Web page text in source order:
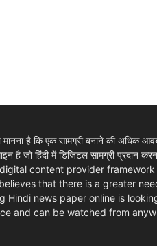
है कि एक सामग्री बनाने की अधिक
जो हिंदी में डिजिटल सामग्री प्रदान
is digital content provider
that there is a greater
news paper online is
and can be watched from